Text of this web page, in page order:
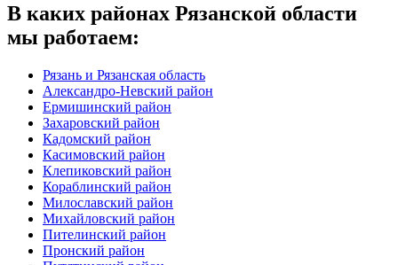
В каких районах Рязанской области
мы работаем:
Рязань и Рязанская область
Александро-Невский район
Ермишинский район
Захаровский район
Кадомский район
Касимовский район
Клепиковский район
Кораблинский район
Милославский район
Михайловский район
Пителинский район
Пронский район